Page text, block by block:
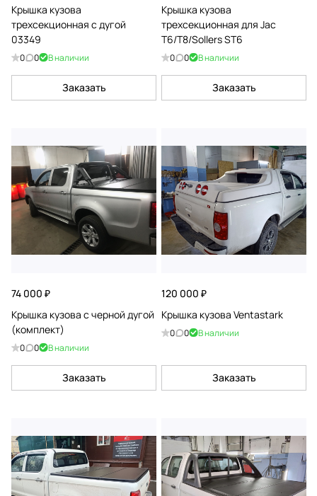
Крышка кузова
трехсекционная с дугой
03349
0 0 В наличии
Заказать
Крышка кузова
трехсекционная для Jac
T6/T8/Sollers ST6
0 0 В наличии
Заказать
74 000 ₽
Крышка кузова с черной дугой
(комплект)
0 0 В наличии
Заказать
120 000 ₽
Крышка кузова Ventastark
0 0 В наличии
Заказать